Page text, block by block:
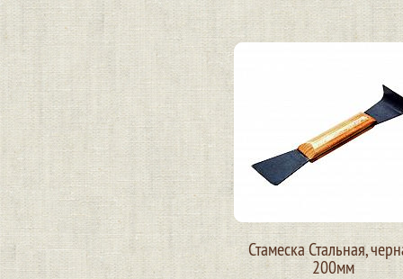
Стамеска Стальная,
200мм